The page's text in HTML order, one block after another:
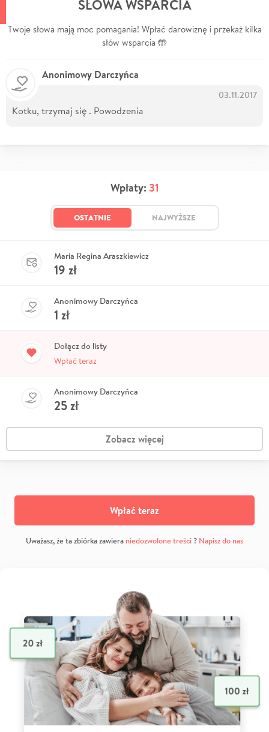
SŁOWA WSPARCIA
Twoje słowa mają moc pomagania! Wpłać darowiznę i przekaż kilka
słów wsparcia 🤲
Anonimowy Darczyńca
03.11.2017
Kotku, trzymaj się . Powodzenia
Wpłaty: 31
OSTATNIE NAJWYŻSZE
Maria Regina Araszkiewicz
19 zł
Anonimowy Darczyńca
1 zł
Dołącz do listy
Wpłać teraz
Anonimowy Darczyńca
25zł
Zobacz więcej
Wpłać teraz
Uważasz, że ta zbiórka zawiera niedozwolone treści? Napisz do nas